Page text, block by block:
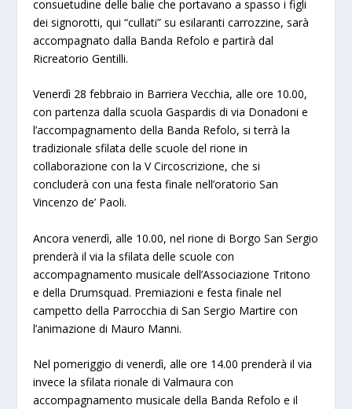
consuetudine delle balie che portavano a spasso i figli
dei signorotti, qui “cullati” su esilaranti carrozzine, sarà
accompagnato dalla Banda Refolo e partirà dal
Ricreatorio Gentilli.
Venerdì 28 febbraio in Barriera Vecchia, alle ore 10.00,
con partenza dalla scuola Gaspardis di via Donadoni e
l’accompagnamento della Banda Refolo, si terrà la
tradizionale sfilata delle scuole del rione in
collaborazione con la V Circoscrizione, che si
concluderà con una festa finale nell’oratorio San
Vincenzo de’ Paoli.
Ancora venerdì, alle 10.00, nel rione di Borgo San Sergio
prenderà il via la sfilata delle scuole con
accompagnamento musicale dell’Associazione Tritono
e della Drumsquad. Premiazioni e festa finale nel
campetto della Parrocchia di San Sergio Martire con
l’animazione di Mauro Manni.
Nel pomeriggio di venerdì, alle ore 14.00 prenderà il via
invece la sfilata rionale di Valmaura con
accompagnamento musicale della Banda Refolo e il